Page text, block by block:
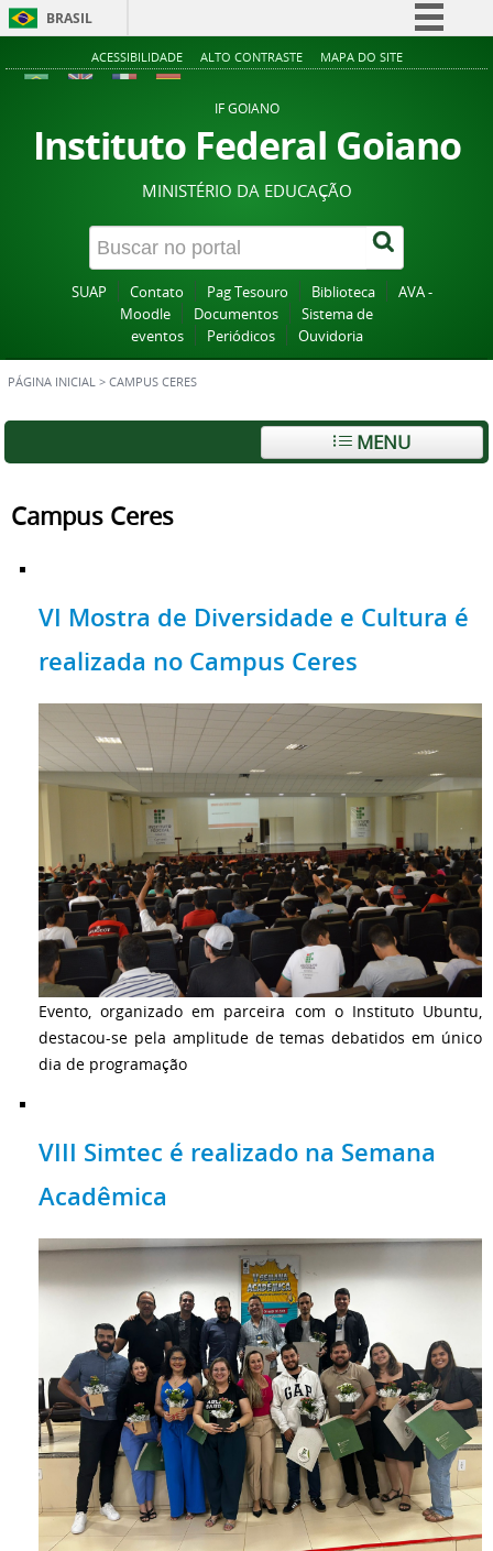
BRASIL
Simplifique!
Acesso à informação
Legislação
Canais
ACESSIBILIDADE ALTO CONTRASTE MAPA DO SITE
IF GOIANO
Instituto Federal Goiano
MINISTÉRIO DA EDUCAÇÃO
SUAP Contato Pag Tesouro Biblioteca
AVA -
Moodle
Documentos
Sistema de
eventos
Periódicos Ouvidoria
PÁGINA INICIAL > CAMPUS CERES
MENU
Campus Ceres
VI Mostra de Diversidade e Cultura é
realizada no Campus Ceres
Evento, organizado em parceira com o Instituto Ubuntu,
destacou-se pela amplitude de temas debatidos em único
dia de programação
VIII Simtec é realizado na Semana
Acadêmica